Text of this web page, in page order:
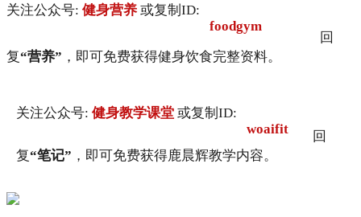
关注公众号: 健身营养 或复制ID:
foodgym
回
复“营养” ，即可免费获得健身饮食完整资料。
关注公众号: 健身教学课堂 或复制ID:
woaifit
回
复“笔记” ，即可免费获得鹿晨辉教学内容。